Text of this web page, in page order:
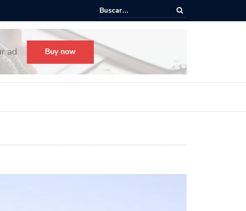
Todo listo para el Festival Desfile Día de Muertos 2025 en